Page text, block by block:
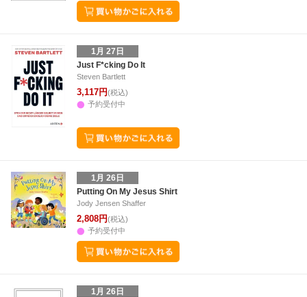
1月 27日
Just F*cking Do It
Steven Bartlett
3,117円(税込)
予約受付中
1月 26日
Putting On My Jesus Shirt
Jody Jensen Shaffer
2,808円(税込)
予約受付中
1月 26日